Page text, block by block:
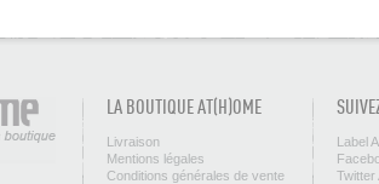
LA BOUTIQUE AT(H)OME
Livraison
Mentions légales
Conditions générales de vente
Label
Twitter